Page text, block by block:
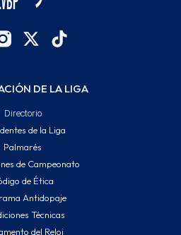
DE LA LIGA
Directorio
de la Liga
Palmarés
de Campeonato
de Ética
Antidopaje
Técnicas
del Reloj